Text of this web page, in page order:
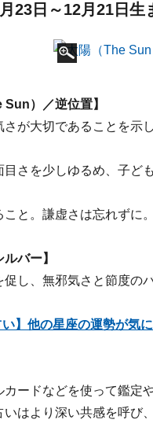
23日～12月21日生
Sun）／逆位置】
が大切であることを示し
さを少しゆるめ、子ど
と。謙虚さは忘れずに
バー】
し、無邪気さと節度の
】他の星座の運勢が気
ードなどを使って鑑定
はより深い共感を呼び